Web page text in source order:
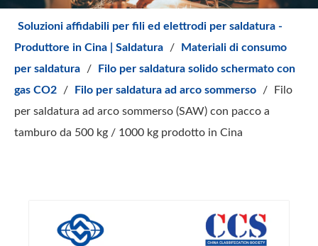
Soluzioni affidabili per fili ed elettrodi per saldatura -
Produttore in Cina | Saldatura
/
Materiali di consumo
per saldatura
/
Filo per saldatura solido schermato con
gas CO2
/ Filo per saldatura ad arco sommerso /
Filo
per saldatura ad arco sommerso (SAW) con pacco a
tamburo da 500 kg / 1000 kg prodotto in Cina